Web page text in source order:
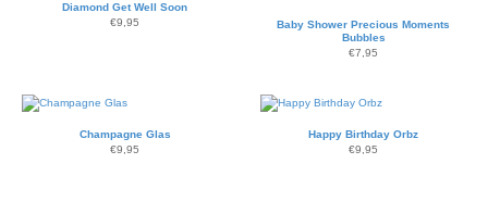
Diamond Get Well Soon
€9,95
Baby Shower Precious Moments
Bubbles
€7,95
Champagne Glas
€9,95
Happy Birthday Orbz
€9,95